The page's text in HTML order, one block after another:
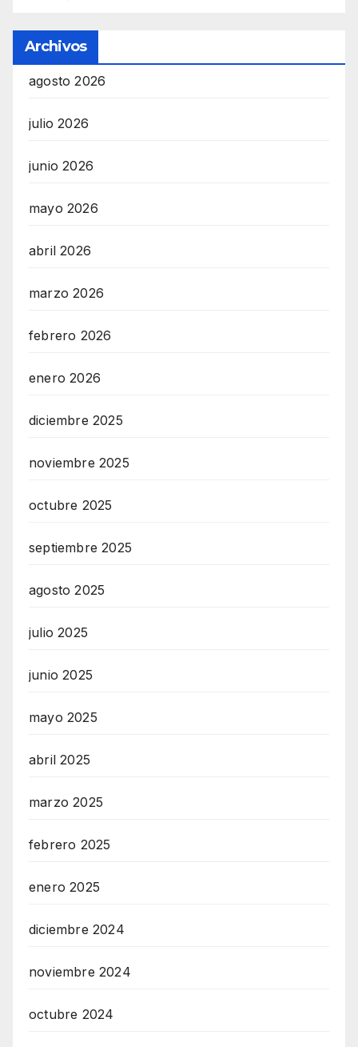
Archivos
agosto 2026
julio 2026
junio 2026
mayo 2026
abril 2026
marzo 2026
febrero 2026
enero 2026
diciembre 2025
noviembre 2025
octubre 2025
septiembre 2025
agosto 2025
julio 2025
junio 2025
mayo 2025
abril 2025
marzo 2025
febrero 2025
enero 2025
diciembre 2024
noviembre 2024
octubre 2024